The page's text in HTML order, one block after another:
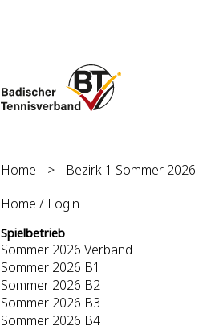
Home > Bezirk 1 Sommer 2026
Home / Login
Spielbetrieb
Sommer 2026 Verband
Sommer 2026 B1
Sommer 2026 B2
Sommer 2026 B3
Sommer 2026 B4